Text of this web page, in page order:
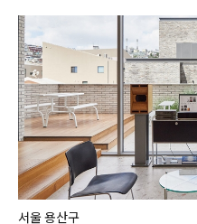
서울 용산구